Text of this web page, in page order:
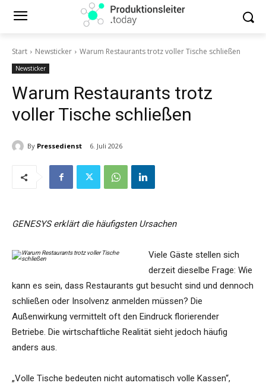
Start Newsticker Warum Restaurants trotz voller Tische schließen
Newsticker
Warum Restaurants trotz
voller Tische schließen
By Pressedienst 6. Juli 2026
GENESYS erklärt die häufigsten Ursachen
Viele Gäste stellen sich
derzeit dieselbe Frage: Wie
kann es sein, dass Restaurants gut besucht sind und dennoch
schließen oder Insolvenz anmelden müssen? Die
Außenwirkung vermittelt oft den Eindruck florierender
Betriebe. Die wirtschaftliche Realität sieht jedoch häufig
anders aus.
„Volle Tische bedeuten nicht automatisch volle Kassen“,